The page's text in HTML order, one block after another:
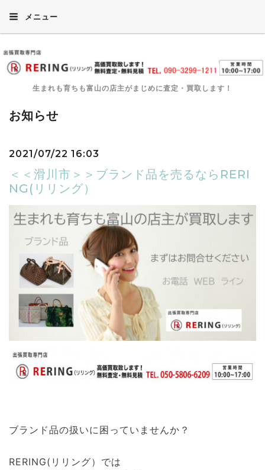
メニュー
生まれも育ちも富山の店主がまじめに査定・買取します！
お知らせ
2021/07/22 16:03
＜＜滑川市＞＞ブランド品を売るならRERI
NG(リリング）
ブランド品の扱いに困っていませんか？
RERING(リリング） では